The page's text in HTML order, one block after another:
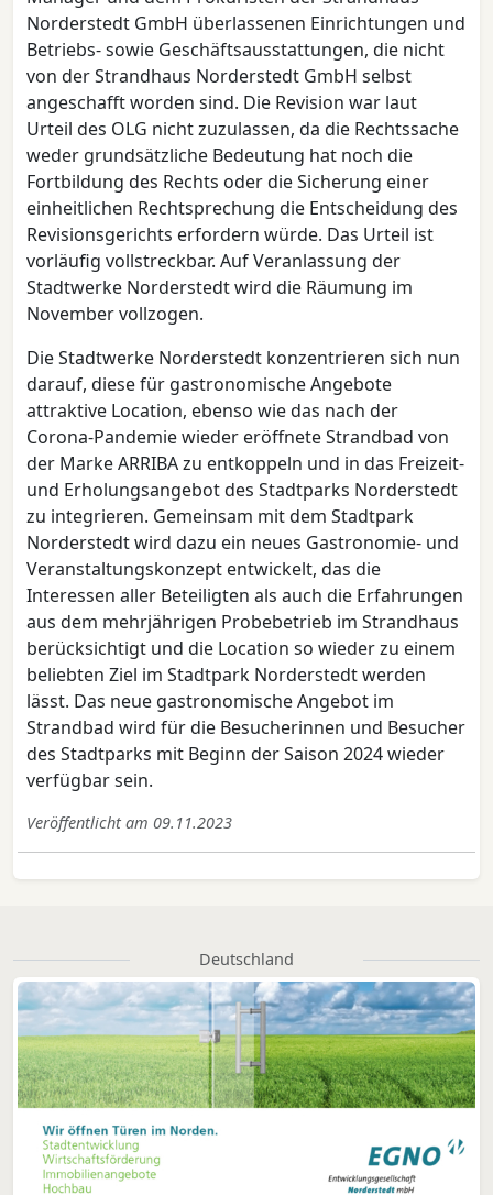
Norderstedt GmbH überlassenen Einrichtungen und
Betriebs- sowie Geschäftsausstattungen, die nicht
von der Strandhaus Norderstedt GmbH selbst
angeschafft worden sind. Die Revision war laut
Urteil des OLG nicht zuzulassen, da die Rechtssache
weder grundsätzliche Bedeutung hat noch die
Fortbildung des Rechts oder die Sicherung einer
einheitlichen Rechtsprechung die Entscheidung des
Revisionsgerichts erfordern würde. Das Urteil ist
vorläufig vollstreckbar. Auf Veranlassung der
Stadtwerke Norderstedt wird die Räumung im
November vollzogen.
Die Stadtwerke Norderstedt konzentrieren sich nun
darauf, diese für gastronomische Angebote
attraktive Location, ebenso wie das nach der
Corona-Pandemie wieder eröffnete Strandbad von
der Marke ARRIBA zu entkoppeln und in das Freizeit-
und Erholungsangebot des Stadtparks Norderstedt
zu integrieren. Gemeinsam mit dem Stadtpark
Norderstedt wird dazu ein neues Gastronomie- und
Veranstaltungskonzept entwickelt, das die
Interessen aller Beteiligten als auch die Erfahrungen
aus dem mehrjährigen Probebetrieb im Strandhaus
berücksichtigt und die Location so wieder zu einem
beliebten Ziel im Stadtpark Norderstedt werden
lässt. Das neue gastronomische Angebot im
Strandbad wird für die Besucherinnen und Besucher
des Stadtparks mit Beginn der Saison 2024 wieder
verfügbar sein.
Veröffentlicht am 09.11.2023
Deutschland